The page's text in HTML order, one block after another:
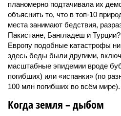
планомерно подтачивала их
объяснить то, что в топ-10
места занимают бедствия,
Пакистане, Бангладеш и
Европу подобные катастрофы
здесь беды были другими,
масштабные эпидемии вроде
погибших) или «испанки» (по
100 млн погибших во всём мире).
Когда земля – дыбом